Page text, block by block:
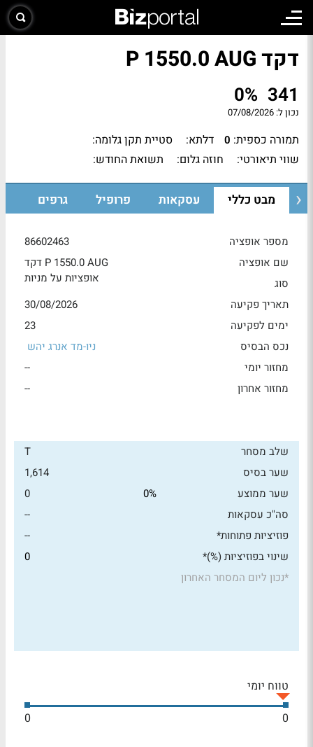
דקד P 1550.0 AUG
341
0%
נכון ל: 07/08/2026
תמורה כספית: 0 דלתא:
סטיית תקן גלומה:
שווי תיאורטי:
חוזה גלום: תשואת החודש:
מבט כללי עסקאות פרופיל גרפים
מספר אופציה
86602463
שם אופציה
דקד P 1550.0 AUG
סוג
אופציות על מניות
תאריך פקיעה
30/08/2026
ימים לפקיעה
23
נכס הבסיס
ניו-מד אנרג יהש
מחזור יומי
--
מחזור אחרון
--
שלב מסחר
T
שער בסיס
1,614
שער ממוצע
0%
0
סה"כ עסקאות
--
פוזיציות פתוחות*
--
שינוי בפוזיציות (%)*
0
*נכון ליום המסחר האחרון
טווח יומי
0
0